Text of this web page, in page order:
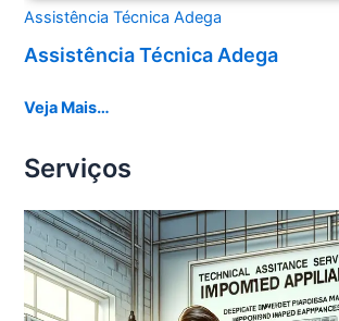
Assistência Técnica Adega
Assistência Técnica Adega
Veja Mais…
Serviços